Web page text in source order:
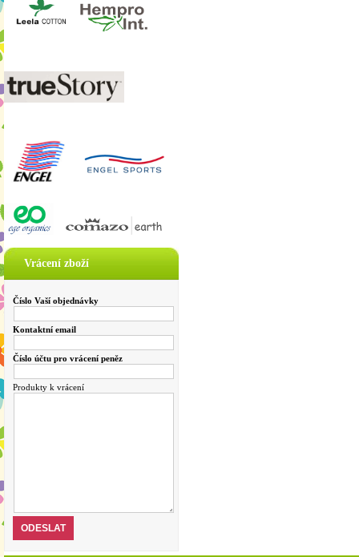
Vrácení zboží
Číslo Vaší objednávky
Kontaktní email
Číslo účtu pro vrácení peněz
Produkty k vrácení